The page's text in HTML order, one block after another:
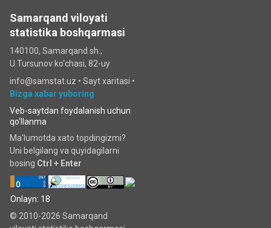
Samarqand viloyati
statistika boshqarmasi
140100, Samarqand sh.,
U.Tursunov ko‘chаsi, 82-uy
info@samstat.uz • Sayt xaritasi •
Bizga xabar yuboring
Veb-saytdan foydalanish uchun
qo‘llanma
Ma'lumotda xato topdingizmi?
Uni belgilang va quyidagilarni
bosing Ctrl + Enter
Onlayn: 18
© 2010-2026 Samarqand